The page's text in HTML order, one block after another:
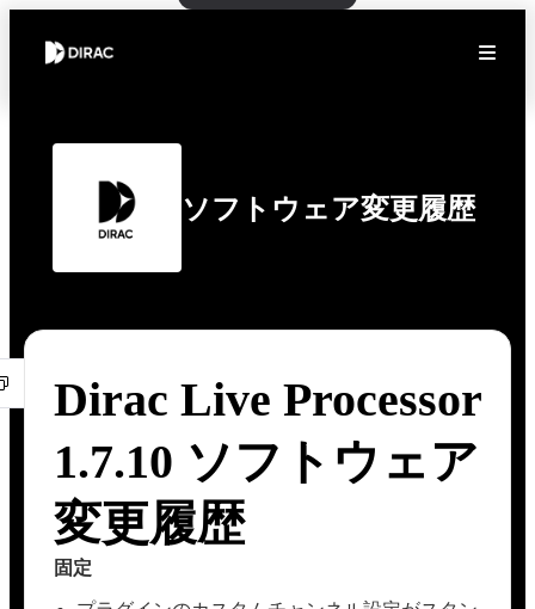
ソフトウェア変更履歴
Dirac Live Processor
1.7.10 ソフトウェア
変更履歴
固定